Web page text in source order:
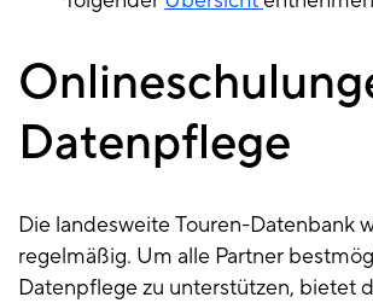
Onlineschulungen
Datenpflege
Die landesweite Touren-Datenbank
regelmäßig. Um alle Partner
Datenpflege zu unterstützen, bietet